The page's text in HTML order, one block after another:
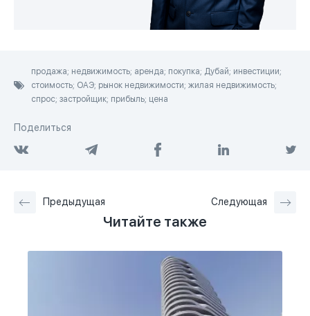
продажа; недвижимость; аренда; покупка; Дубай; инвестиции;
стоимость; ОАЭ; рынок недвижимости; жилая недвижимость;
спрос; застройщик; прибыль; цена
Поделиться
Предыдущая Следующая
Читайте также